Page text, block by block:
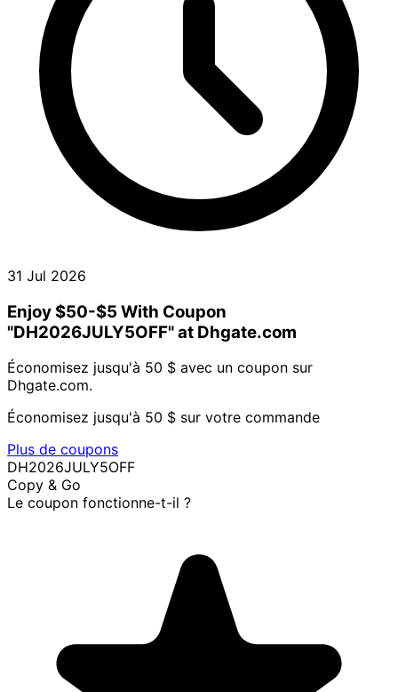
31 Jul 2026
Enjoy $50-$5 With Coupon
"DH2026JULY5OFF" at Dhgate.com
Économisez jusqu'à 50 $ avec un coupon sur
Dhgate.com.
Économisez jusqu'à 50 $ sur votre commande
Plus de coupons
DH2026JULY5OFF
Copy & Go
Le coupon fonctionne-t-il ?